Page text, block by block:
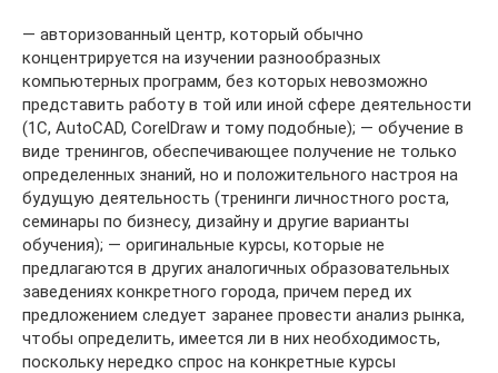
— авторизованный центр, который обычно
концентрируется на изучении разнообразных
компьютерных программ, без которых невозможно
представить работу в той или иной сфере деятельности
(1C, AutoCAD, CorelDraw и тому подобные); — обучение в
виде тренингов, обеспечивающее получение не только
определенных знаний, но и положительного настроя на
будущую деятельность (тренинги личностного роста,
семинары по бизнесу, дизайну и другие варианты
обучения); — оригинальные курсы, которые не
предлагаются в других аналогичных образовательных
заведениях конкретного города, причем перед их
предложением следует заранее провести анализ рынка,
чтобы определить, имеется ли в них необходимость,
поскольку нередко спрос на конкретные курсы